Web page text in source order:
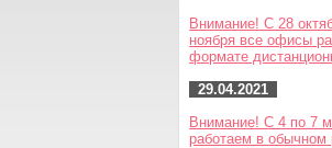
Внимание! С 28
ноября все офисы
формате
29.04.2021
Внимание! С 4 по 7
работаем в